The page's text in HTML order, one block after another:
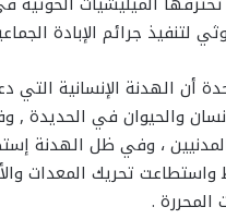
لتنفيذ جرائم الإبادة
أن الهدنة الإنسانية
والحيوان في الحديدة ,
، وفي ظل الهدنة
تحريك المعدات
المحررة .